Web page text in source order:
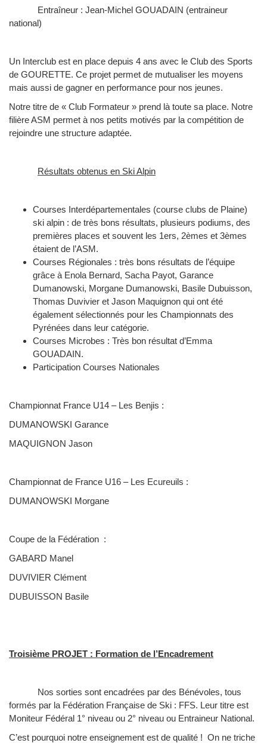
Entraîneur : Jean-Michel GOUADAIN (entraineur
national)
Un Interclub est en place depuis 4 ans avec le Club des Sports
de GOURETTE. Ce projet permet de mutualiser les moyens
mais aussi de gagner en performance pour nos jeunes.
Notre titre de « Club Formateur » prend là toute sa place. Notre
filière ASM permet à nos petits motivés par la compétition de
rejoindre une structure adaptée.
Résultats obtenus en Ski Alpin
Courses Interdépartementales (course clubs de Plaine)
ski alpin : de très bons résultats, plusieurs podiums, des
premières places et souvent les 1ers, 2èmes et 3èmes
étaient de l’ASM.
Courses Régionales : très bons résultats de l’équipe
grâce à Enola Bernard, Sacha Payot, Garance
Dumanowski, Morgane Dumanowski, Basile Dubuisson,
Thomas Duvivier et Jason Maquignon qui ont été
également sélectionnés pour les Championnats des
Pyrénées dans leur catégorie.
Courses Microbes : Très bon résultat d’Emma
GOUADAIN.
Participation Courses Nationales
Championnat France U14 – Les Benjis :
DUMANOWSKI Garance
MAQUIGNON Jason
Championnat de France U16 – Les Ecureuils :
DUMANOWSKI Morgane
Coupe de la Fédération :
GABARD Manel
DUVIVIER Clément
DUBUISSON Basile
Troisième PROJET : Formation de l’Encadrement
Nos sorties sont encadrées par des Bénévoles, tous
formés par la Fédération Française de Ski : FFS. Leur titre est
Moniteur Fédéral 1° niveau ou 2° niveau ou Entraineur National.
C’est pourquoi notre enseignement est de qualité ! On ne triche